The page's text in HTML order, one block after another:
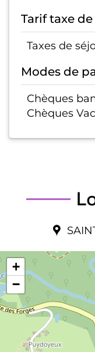
Tarif taxe
Taxes de
Modes de
Chèques
Chèques
+
−